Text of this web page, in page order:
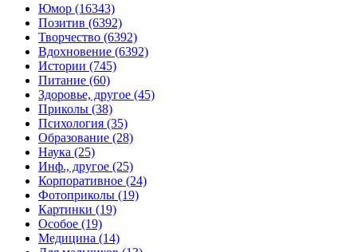
Юмор (16343)
Позитив (6392)
Творчество (6392)
Вдохновение (6392)
Истории (745)
Питание (60)
Здоровье, другое (45)
Приколы (38)
Психология (35)
Образование (28)
Наука (25)
Инф., другое (25)
Корпоративное (24)
Фотоприколы (19)
Картинки (19)
Особое (19)
Медицина (14)